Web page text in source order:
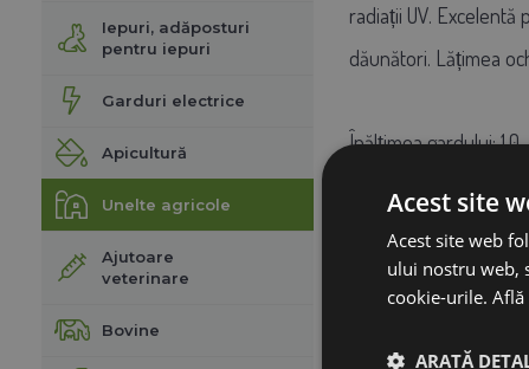
Iepuri, adăposturi
pentru iepuri
Garduri electrice
Apicultură
Unelte agricole
Ajutoare
veterinare
Bovine
radiații UV.
dăunători. Lățimea
Înălțimea gardului: 1,0
Dimensiune: 1x25 m
Finisaj suprafață:
Culoare: verde
Utilizare: garduri
Acest site
Acest site web
ului nostru web,
cookie-urile.
ARATĂ